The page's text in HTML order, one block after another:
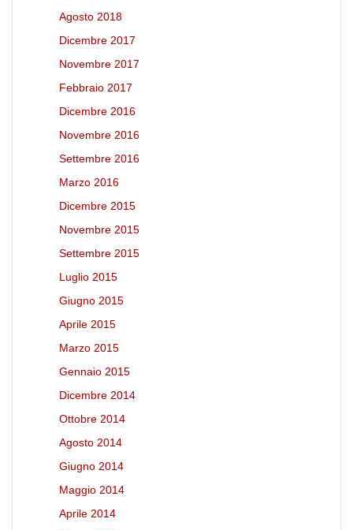
Agosto 2018
Dicembre 2017
Novembre 2017
Febbraio 2017
Dicembre 2016
Novembre 2016
Settembre 2016
Marzo 2016
Dicembre 2015
Novembre 2015
Settembre 2015
Luglio 2015
Giugno 2015
Aprile 2015
Marzo 2015
Gennaio 2015
Dicembre 2014
Ottobre 2014
Agosto 2014
Giugno 2014
Maggio 2014
Aprile 2014